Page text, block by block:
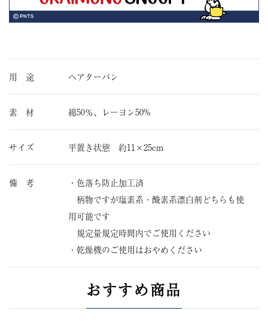
用 途 ヘアターバン
素 材 綿50％、レーヨン50%
サイズ 平置き状態 約11×25cm
備 考
・色落ち防止加工済
柄物ですが塩素系・酸素系漂白剤どちらも使
用可能です
規定量規定時間内でご使用ください
・乾燥機のご使用はおやめください
おすすめ商品